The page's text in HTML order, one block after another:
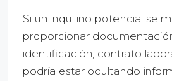
Si un inquilino potencial se
proporcionar
identificación, contrato
podría estar ocultando